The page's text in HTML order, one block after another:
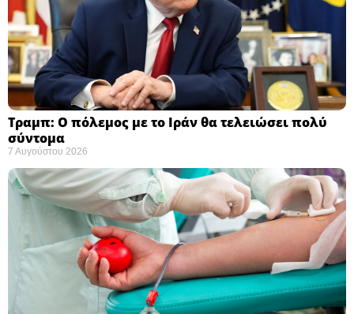
Τραμπ: Ο πόλεμος με το Ιράν θα τελειώσει πολύ
σύντομα ​
7 Αυγούστου 2026